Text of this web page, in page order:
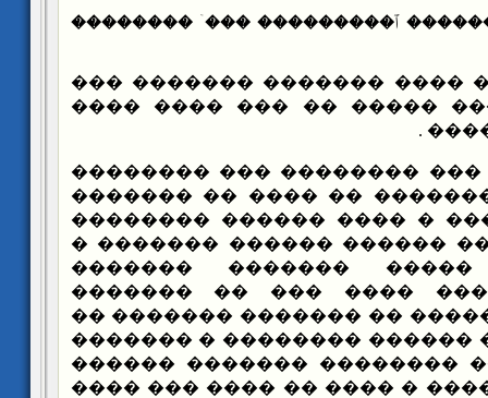
ٱ��������� ���ۤ ��������
���� ���� ���� �������
���� �� ��� ���� �����
��� ���� ��� �������� ���
����� ���� �� ������� ��
������� �������� � ����
����� ������� �� ������
����� ����� �����
�������� ������� ����
��������� �� ������ ��
����� ������ �� ������
�� ������ ����� ��������
��� ������ ������� � ����